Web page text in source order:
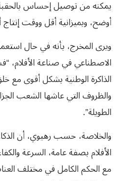
يمكنه من توصيل إحساس
أوضح، وبميزانية أقل ووقت
ويرى المخرج، بأنه في حال
الاصطناعي في صناعة الأفلام،
الذاكرة الوطنية بشكل أقوى مع
والظروف التي عاشها الشعب
الطويلة”.
والخلاصة، حسب رهيوي، أن
الأفلام بصفة عامة، السرعة
مع الحكم الكامل في مختلف